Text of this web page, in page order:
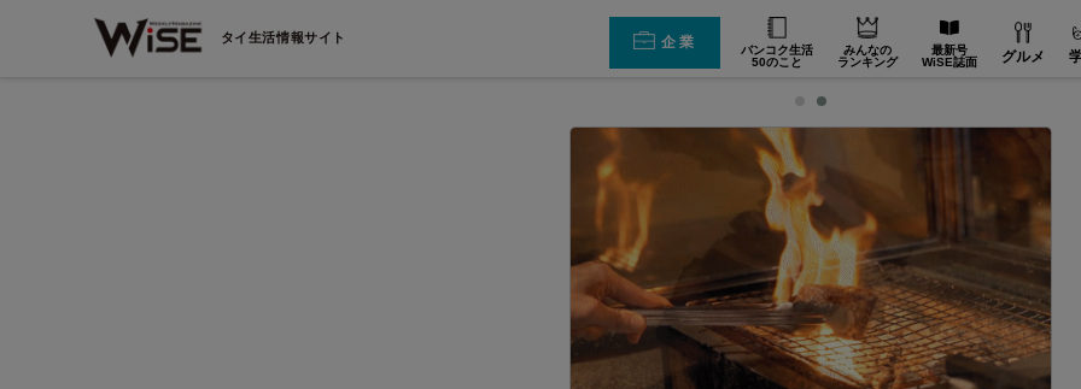
タイ生活情報サイト 企業
バンコク生活
50のこと
みんなの
ランキング
最新号
WiSE誌面
グルメ